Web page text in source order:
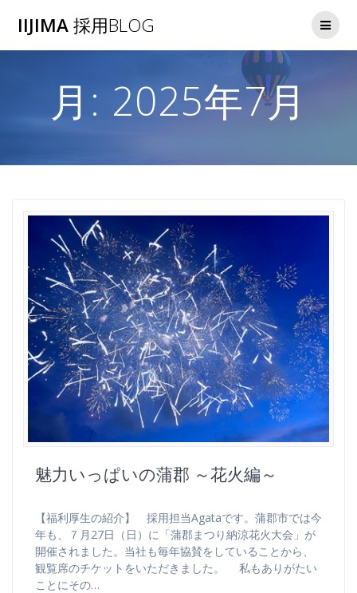
へ
ス
IIJIMA採用BLOG
月: 2025年7月
魅力いっぱいの蒲郡 ～花火編～
【福利厚生の紹介】 採用担当Agataです。蒲郡市では今
年も、７月27日（日）に「蒲郡まつり納涼花火大会」が
開催されました。当社も毎年協賛をしていることから、
観覧席のチケットをいただきました。 私もありがたい
ことにその…